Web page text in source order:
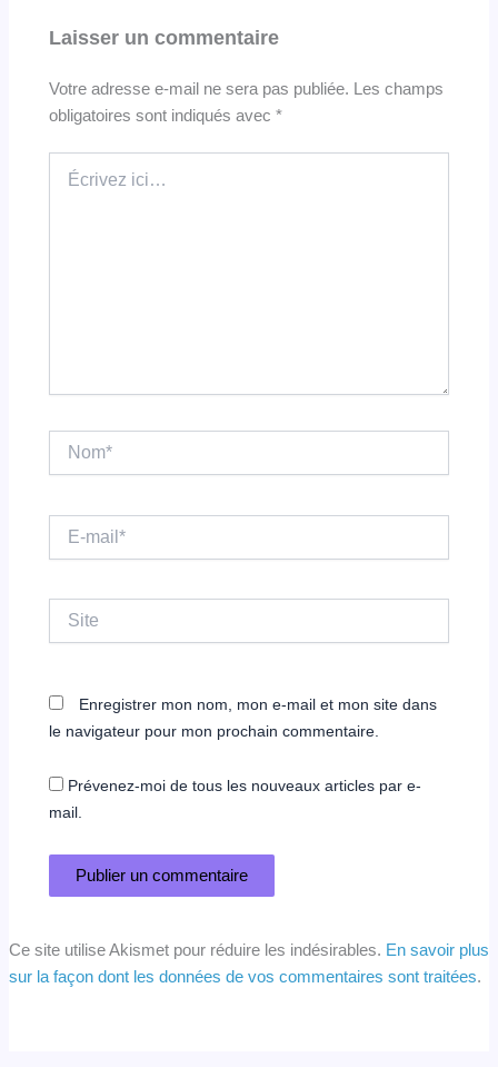
Laisser un commentaire
Votre adresse e-mail ne sera pas publiée. Les champs
obligatoires sont indiqués avec*
ici…
Nom*
mail*
Site
Enregistrer mon nom, mon e-mail et mon site dans
le navigateur pour mon prochain commentaire.
Prévenez-moi de tous les nouveaux articles par e-
mail.
Ce site utilise Akismet pour réduire les indésirables. En savoir plus
sur la façon dont les données de vos commentaires sont traitées.